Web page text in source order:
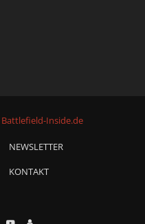
Battlefield-Inside.de
NEWSLETTER
KONTAKT